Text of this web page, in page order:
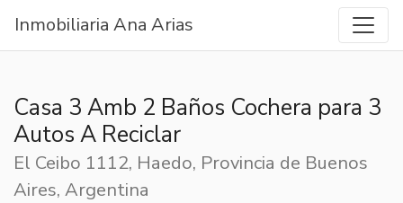
Inmobiliaria Ana Arias
Casa 3 Amb 2 Baños Cochera para 3
Autos A Reciclar
El Ceibo 1112, Haedo, Provincia de Buenos
Aires, Argentina